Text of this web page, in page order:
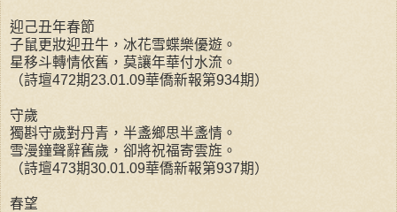
迎己丑年春節
子鼠更妝迎丑牛，冰花雪蝶樂優遊。
星移斗轉情依舊，莫讓年華付水流。
（詩壇472期23.01.09華僑新報第934期）
守歲
獨斟守歲對丹青，半盞鄉思半盞情。
雪漫鐘聲辭舊歲，卻將祝福寄雲旌。
（詩壇473期30.01.09華僑新報第937期）
春望